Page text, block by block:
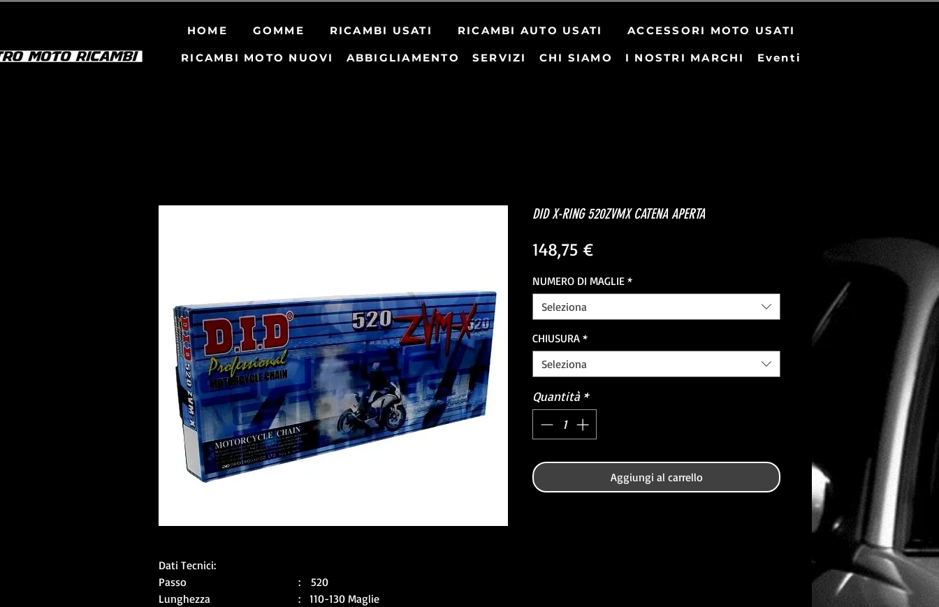
HOME GOMME RICAMBI USATI RICAMBI AUTO USATI ACCESSORI MOTO USATI
RICAMBI MOTO NUOVI ABBIGLIAMENTO SERVIZI CHI SIAMO I NOSTRI MARCHI Eventi
Dati Tecnici:
Passo
: 520
Lunghezza
: 110-130 Maglie
DID X-RING 520ZVMX CATENA APERTA
148,75 €Prezzo
NUMERO DI MAGLIE *
Seleziona
CHIUSURA *
Seleziona
Quantità *
Aggiungi al carrello